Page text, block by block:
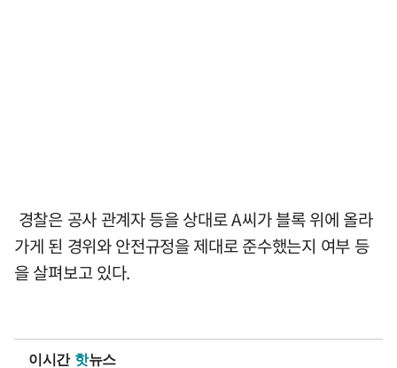
경찰은 공사 관계자 등을 상대로 A씨가 블록 위에 올라
가게 된 경위와 안전규정을 제대로 준수했는지 여부 등
을 살펴보고 있다.
이시간 핫뉴스